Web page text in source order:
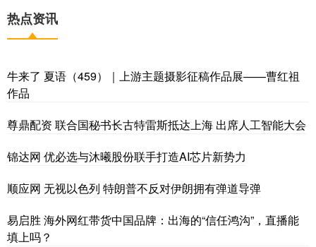
热点资讯
牛来了 夏语（459）｜上游主题摄影征稿作品展——曹红祖
作品
尊鼎配资 联合国秘书长古特雷斯抵达上海 出席人工智能大会
锦达网 优必选与沐曦股份联手打造AI芯片新势力
顺应网 无视以色列 特朗普不反对伊朗拥有弹道导弹
易启胜 海外网红带货中国品牌：出海的“信任鸿沟”，直播能
填上吗？